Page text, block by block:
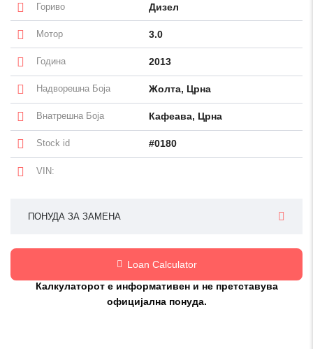
Гориво Дизел
Мотор 3.0
Година 2013
Надворешна Боја Жолта, Црна
Внатрешна Боја Кафеава, Црна
Stock id #0180
VIN:
ПОНУДА ЗА ЗАМЕНА
Loan Calculator
Калкулаторот е информативен и не претставува
официјална понуда.